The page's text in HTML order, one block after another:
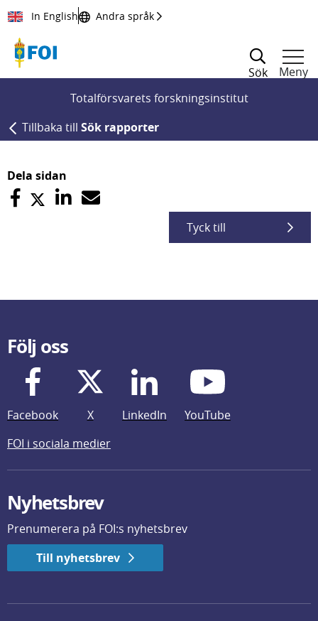
Till innehållet
In English Andra språk
Sök
Meny
Totalförsvarets forskningsinstitut
Tillbaka till Sök rapporter
Dela sidan
Tyck till
Följ oss
Facebook X LinkedIn
YouTube
FOI i sociala medier
Nyhetsbrev
Prenumerera på FOI:s nyhetsbrev
Till nyhetsbrev